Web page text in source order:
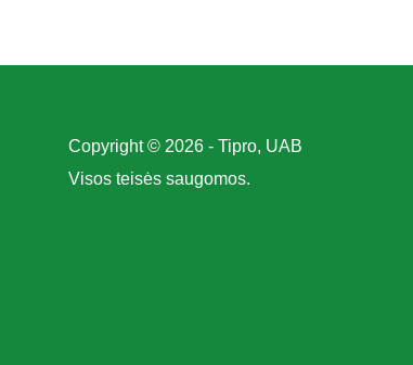
Copyright © 2026 - Tipro, UAB
Visos teisės saugomos.